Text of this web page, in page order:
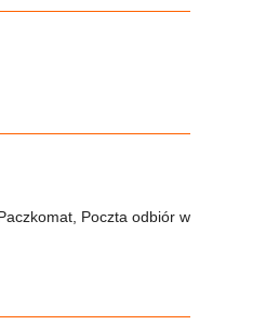
Wyślij
Poczta odbiór w